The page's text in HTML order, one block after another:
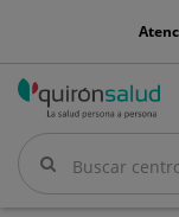
Buscar
Buscar